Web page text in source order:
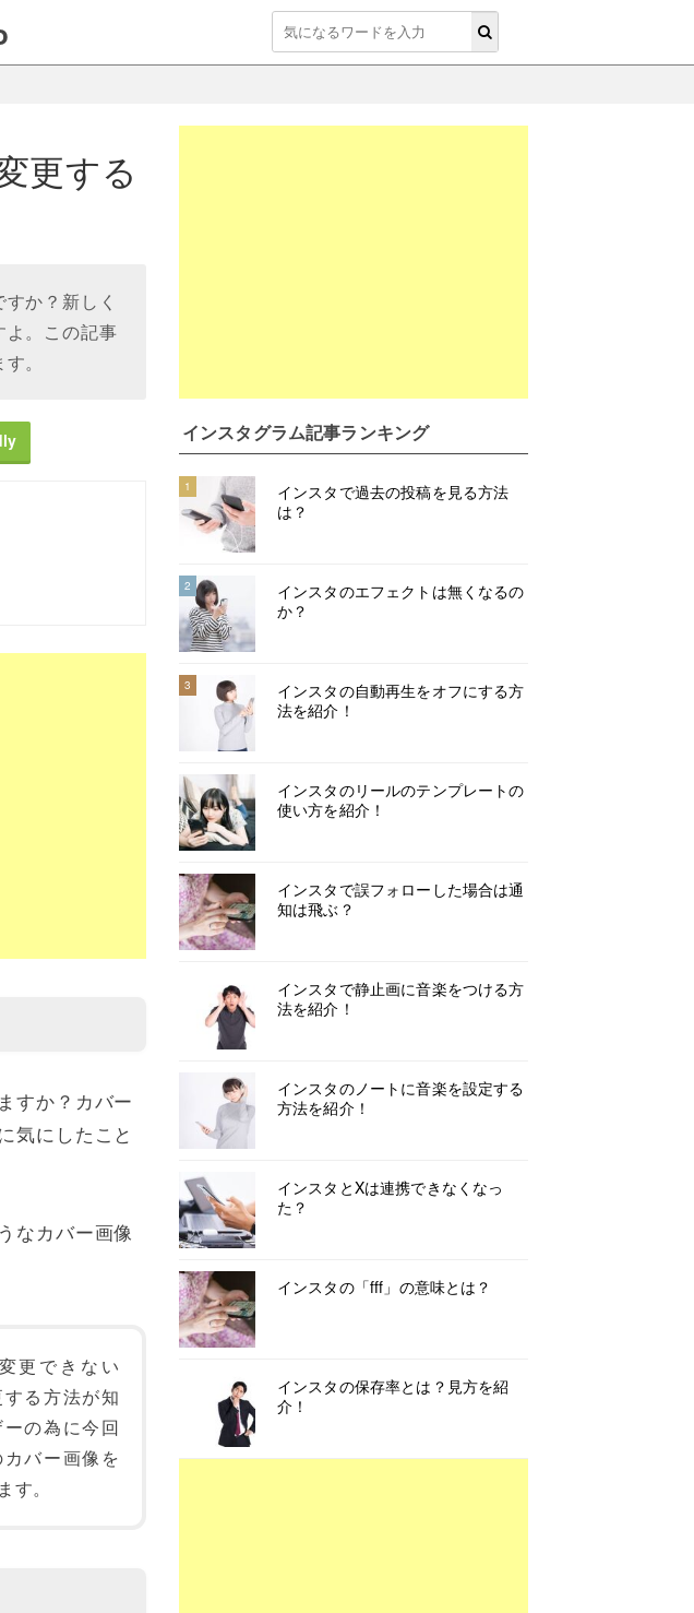
更する
か？新しく
よ。この記事
。
すか？カバー
気にしたこと
なカバー画像
更できない
る方法が知
の為に今回
バー画像を
。
インスタグラム記事ランキング
1
インスタで過去の投稿を見る方法
は？
2
インスタのエフェクトは無くなるの
か？
3
インスタの自動再生をオフにする方
法を紹介！
インスタのリールのテンプレートの
使い方を紹介！
インスタで誤フォローした場合は通
知は飛ぶ？
インスタで静止画に音楽をつける方
法を紹介！
インスタのノートに音楽を設定する
方法を紹介！
インスタとXは連携できなくなっ
た？
インスタの「fff」の意味とは？
インスタの保存率とは？見方を紹
介！